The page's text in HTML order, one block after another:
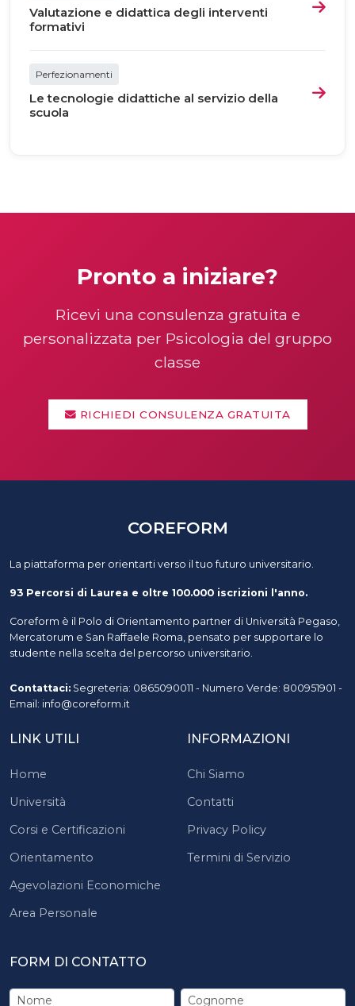
Valutazione e didattica degli interventi
formativi
Perfezionamenti
Le tecnologie didattiche al servizio della
scuola
Pronto a iniziare?
Ricevi una consulenza gratuita e
personalizzata per Psicologia del gruppo
classe
RICHIEDI CONSULENZA GRATUITA
COREFORM
La piattaforma per orientarti verso il tuo futuro universitario.
93 Percorsi di Laurea e oltre 100.000 iscrizioni l'anno.
Coreform è il Polo di Orientamento partner di Università Pegaso,
Mercatorum e San Raffaele Roma, pensato per supportare lo
studente nella scelta del percorso universitario.
Contattaci: Segreteria: 0865090011 - Numero Verde: 800951901 -
Email: info@coreform.it
LINK UTILI
Home
Università
Corsi e Certificazioni
Orientamento
Agevolazioni Economiche
Area Personale
INFORMAZIONI
Chi Siamo
Contatti
Privacy Policy
Termini di Servizio
FORM DI CONTATTO